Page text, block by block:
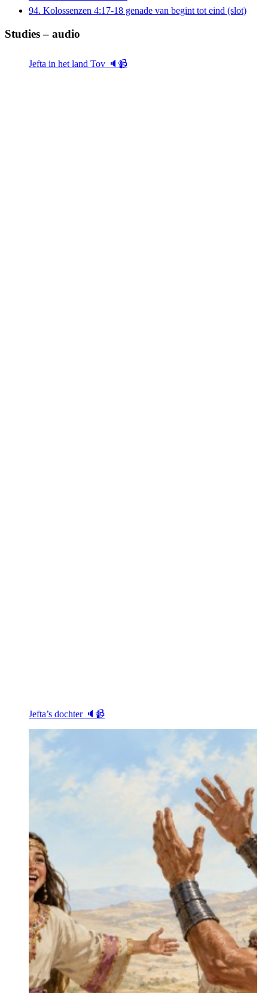
94. Kolossenzen 4:17-18 genade van begint tot eind (slot)
Studies – audio
Jefta in het land Tov 🔈📹
Jefta’s dochter 🔈📹